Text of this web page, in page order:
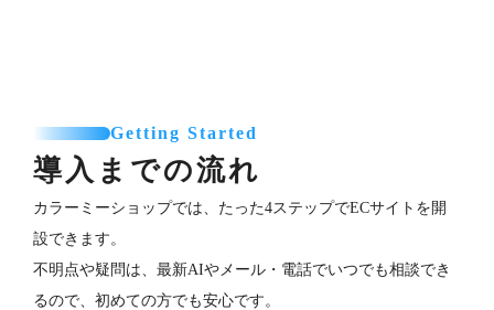
Getting Started
導入までの流れ
カラーミーショップでは、たった4ステップでECサイトを開
設できます。
不明点や疑問は、最新AIやメール・電話でいつでも相談でき
るので、初めての方でも安心です。